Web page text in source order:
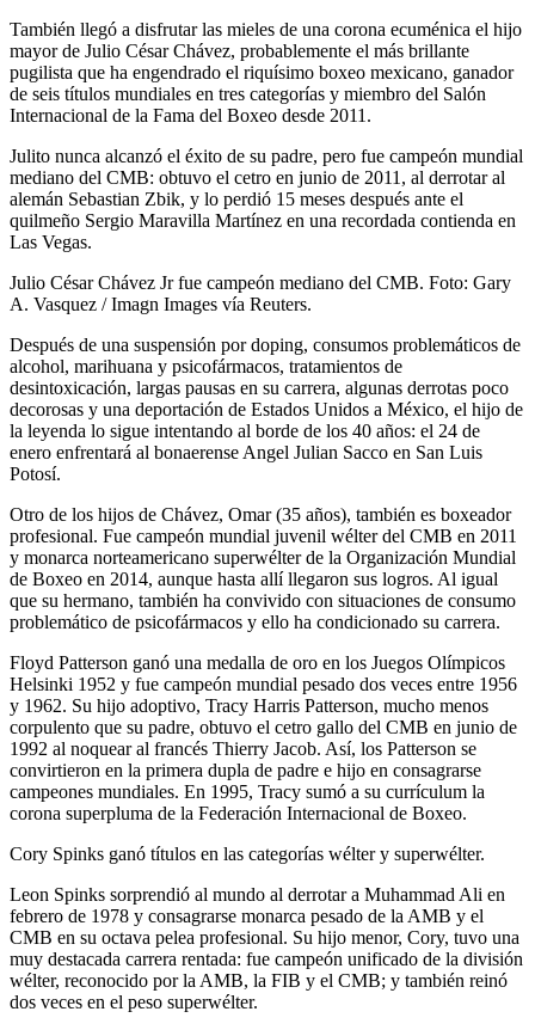
También llegó a disfrutar las mieles de una corona ecuménica el hijo
mayor de Julio César Chávez, probablemente el más brillante
pugilista que ha engendrado el riquísimo boxeo mexicano, ganador
de seis títulos mundiales en tres categorías y miembro del Salón
Internacional de la Fama del Boxeo desde 2011.
Julito nunca alcanzó el éxito de su padre, pero fue campeón mundial
mediano del CMB: obtuvo el cetro en junio de 2011, al derrotar al
alemán Sebastian Zbik, y lo perdió 15 meses después ante el
quilmeño Sergio Maravilla Martínez en una recordada contienda en
Las Vegas.
Julio César Chávez Jr fue campeón mediano del CMB. Foto: Gary
A. Vasquez / Imagn Images vía Reuters.
Después de una suspensión por doping, consumos problemáticos de
alcohol, marihuana y psicofármacos, tratamientos de
desintoxicación, largas pausas en su carrera, algunas derrotas poco
decorosas y una deportación de Estados Unidos a México, el hijo de
la leyenda lo sigue intentando al borde de los 40 años: el 24 de
enero enfrentará al bonaerense Angel Julian Sacco en San Luis
Potosí.
Otro de los hijos de Chávez, Omar (35 años), también es boxeador
profesional. Fue campeón mundial juvenil wélter del CMB en 2011
y monarca norteamericano superwélter de la Organización Mundial
de Boxeo en 2014, aunque hasta allí llegaron sus logros. Al igual
que su hermano, también ha convivido con situaciones de consumo
problemático de psicofármacos y ello ha condicionado su carrera.
Floyd Patterson ganó una medalla de oro en los Juegos Olímpicos
Helsinki 1952 y fue campeón mundial pesado dos veces entre 1956
y 1962. Su hijo adoptivo, Tracy Harris Patterson, mucho menos
corpulento que su padre, obtuvo el cetro gallo del CMB en junio de
1992 al noquear al francés Thierry Jacob. Así, los Patterson se
convirtieron en la primera dupla de padre e hijo en consagrarse
campeones mundiales. En 1995, Tracy sumó a su currículum la
corona superpluma de la Federación Internacional de Boxeo.
Cory Spinks ganó títulos en las categorías wélter y superwélter.
Leon Spinks sorprendió al mundo al derrotar a Muhammad Ali en
febrero de 1978 y consagrarse monarca pesado de la AMB y el
CMB en su octava pelea profesional. Su hijo menor, Cory, tuvo una
muy destacada carrera rentada: fue campeón unificado de la división
wélter, reconocido por la AMB, la FIB y el CMB; y también reinó
dos veces en el peso superwélter.